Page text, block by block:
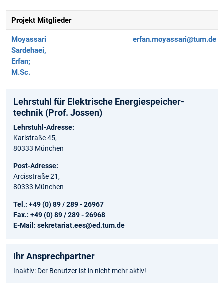
Projekt Mitglieder
Moyassari
Sardehaei,
Erfan;
M.Sc.
erfan.moyassari@tum.de
Lehrstuhl für Elektrische Energie­speicher­
technik (Prof. Jossen)
Lehrstuhl-Adresse:
Karlstraße 45,
80333 München
Post-Adresse:
Arcisstraße 21,
80333 München
Tel.: +49 (0) 89 / 289 - 26967
Fax.: +49 (0) 89 / 289 - 26968
E-Mail: sekretariat.ees@ed.tum.de
Ihr Ansprechpartner
Inaktiv: Der Benutzer ist in nicht mehr aktiv!